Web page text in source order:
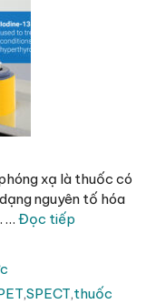
xạ là thuốc có
nguyên tố hóa
… Đọc tiếp
,SPECT,thuốc